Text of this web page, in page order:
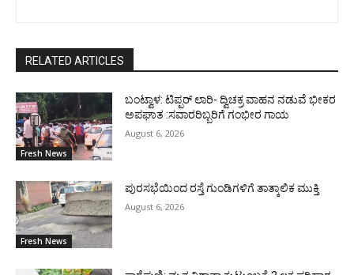
RELATED ARTICLES
Fresh News
ಬಂಟ್ವಾಳ: ಟಿಪ್ಪರ್ ಲಾರಿ- ದ್ವಿಚಕ್ರ ವಾಹನ ನಡುವೆ ಭೀಕರ
ಅಪಘಾತ :ಸವಾರರಿಬ್ಬರಿಗೆ ಗಂಭೀರ ಗಾಯ
August 6, 2026
Fresh News
ಪುರಸಭೆಯಿಂದ ರಸ್ತೆ ಗುಂಡಿಗಳಿಗೆ ತಾತ್ಕಾಲಿಕ ಮುಕ್ತಿ
August 6, 2026